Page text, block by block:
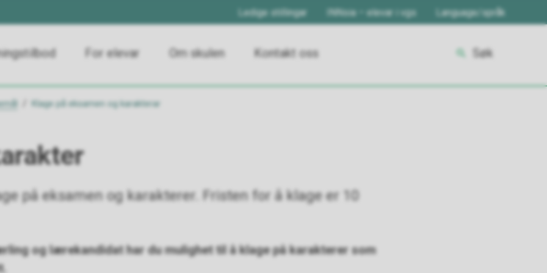
Ledige stillingar INNsia – elevar i vgs Language/språk
For elevar Om skulen Kontakt oss Søk
Klage på eksamen og karakterar
på eksamen og karakterer. Fristen for å klage er 10
og lærekandidat har du mulighet til å klage på karakterer som